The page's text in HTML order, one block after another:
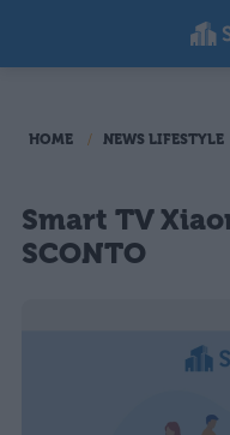
HOME NEWS LIFESTYLE
Smart TV
SCONTO